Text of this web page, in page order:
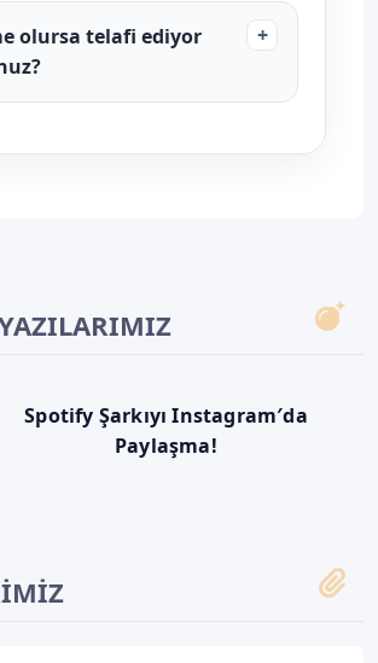
olursa telafi ediyor
Spotify Şarkıyı Instagram′da
Paylaşma!